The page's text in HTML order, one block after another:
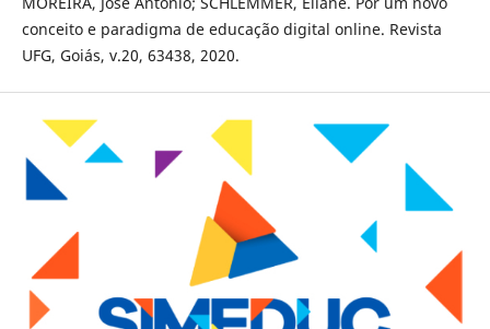
conceito e paradigma de educação digital online. Revista
UFG, Goiás, v.20, 63438, 2020.